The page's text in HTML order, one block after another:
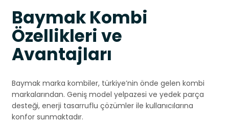
Baymak Kombi
Özellikleri ve
Avantajları
Baymak marka kombiler, türkiye’nin önde gelen kombi
markalarından. Geniş model yelpazesi ve yedek parça
desteği, enerji tasarruflu çözümler ile kullanıcılarına
konfor sunmaktadır.